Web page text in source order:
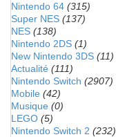
Nintendo 64 (315)
Super NES (137)
NES (138)
Nintendo 2DS (1)
New Nintendo 3DS (11)
Actualité (111)
Nintendo Switch (2907)
Mobile (42)
Musique (0)
LEGO (5)
Nintendo Switch 2 (232)